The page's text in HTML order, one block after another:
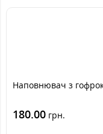
Наповнювач з
180.00 грн.